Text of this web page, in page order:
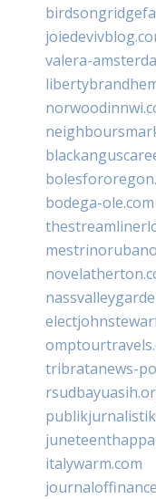
valera-
bodega-ole.com
tribratanews-
italywarm.com